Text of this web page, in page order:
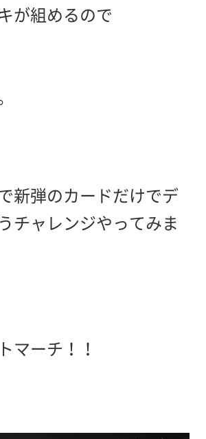
が組めるので
新弾のカードだけでデ
チャレンジやってみま
マーチ！！